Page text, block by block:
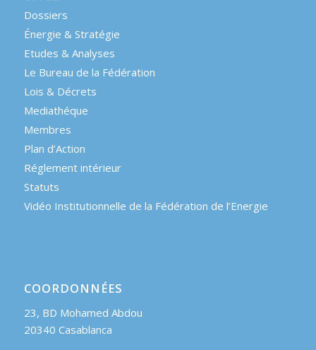
Dossiers
Énergie & Stratégie
Etudes & Analyses
Le Bureau de la Fédération
Lois & Décrets
Mediathéque
Membres
Plan d’Action
Réglement intérieur
Statuts
Vidéo Institutionnelle de la Fédération de l’Energie
COORDONNÉES
23, BD Mohamed Abdou
20340 Casablanca